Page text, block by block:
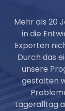
Mehr als 20
in die
Experten
Durch das
unsere
gestalten
Lageralltag